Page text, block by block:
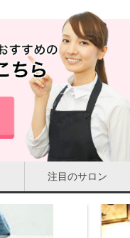
（30代前半 女性）
満足のいく仕上がりです♪
願い致します♪（40代 女
93 西川ビル4F
注目のサロン